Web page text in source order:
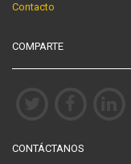
Contacto
COMPARTE
CONTÁCTANOS